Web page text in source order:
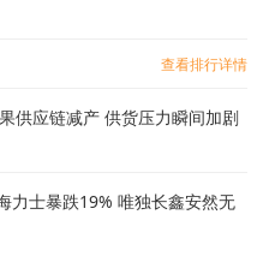
查看排行详情
供应链减产 供货压力瞬间加剧
力士暴跌19% 唯独长鑫安然无